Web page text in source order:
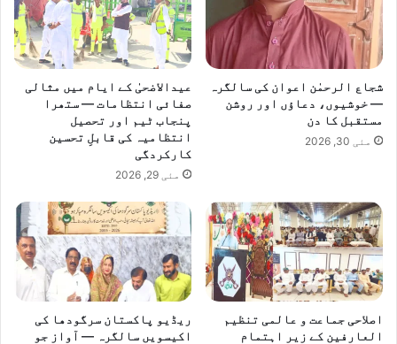
ر
ی
ف
ا
ش
ف
خ
و
ا
ے
م
ل
ا
ق
ت
شجاع الرحمٰن اعوان کی سالگرہ
— خوشیوں، دعاؤں اور روشن
مستقبل کا دن
مئی 30, 2026
عیدالاضحیٰ کے ایام میں مثالی
صفائی انتظامات — ستھرا
پنجاب ٹیم اور تحصیل
انتظامیہ کی قابلِ تحسین
کارکردگی
مئی 29, 2026
اصلاحی جماعت و عالمی تنظیم
العارفین کے زیر اہتمام
ریڈیو پاکستان سرگودھا کی
اکیسویں سالگرہ — آواز جو